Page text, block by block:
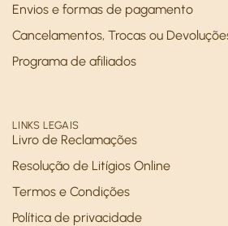
Envios e formas de pagamento
Cancelamentos, Trocas ou
Programa de afiliados
LINKS LEGAIS
Livro de Reclamações
Resolução de Litígios Online
Termos e Condições
Política de privacidade